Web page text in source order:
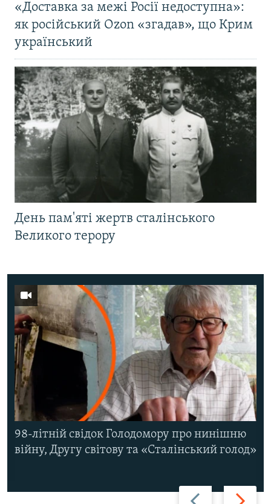
«Доставка за межі Росії недоступна»:
як російський Ozon «згадав», що Крим
український
День пам'яті жертв сталінського
Великого терору
Назад Вперед
98-літній свідок Голодомору про нинішню
війну, Другу світову та «Сталінський голод»